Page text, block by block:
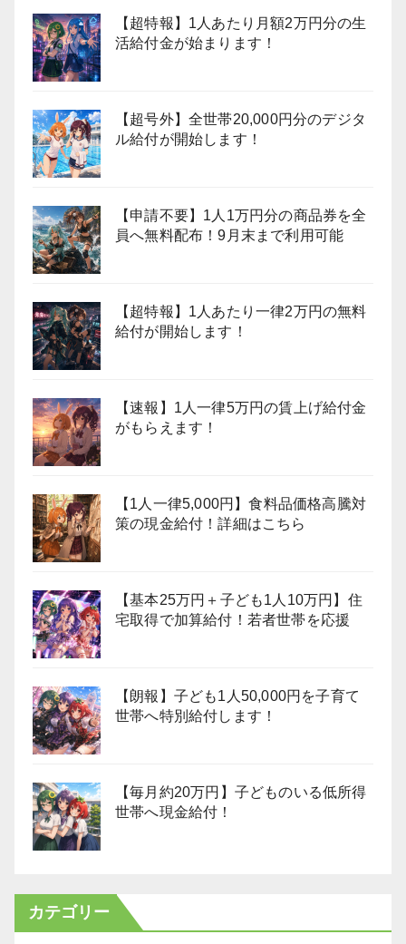
【超特報】1人あたり月額2万円分の生
活給付金が始まります！
【超号外】全世帯20,000円分のデジタ
ル給付が開始します！
【申請不要】1人1万円分の商品券を全
員へ無料配布！9月末まで利用可能
【超特報】1人あたり一律2万円の無料
給付が開始します！
【速報】1人一律5万円の賃上げ給付金
がもらえます！
【1人一律5,000円】食料品価格高騰対
策の現金給付！詳細はこちら
【基本25万円＋子ども1人10万円】住
宅取得で加算給付！若者世帯を応援
【朗報】子ども1人50,000円を子育て
世帯へ特別給付します！
【毎月約20万円】子どものいる低所得
世帯へ現金給付！
カテゴリー